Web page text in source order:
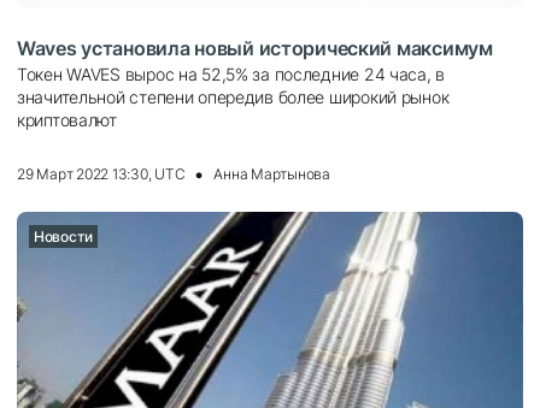
Waves установила новый исторический максимум
Токен WAVES вырос на 52,5% за последние 24 часа, в
значительной степени опередив более широкий рынок
криптовалют
29 Март 2022 13:30, UTC Анна Мартынова
Новости